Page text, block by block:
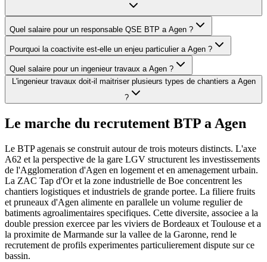
Quel salaire pour un responsable QSE BTP a Agen ?
Pourquoi la coactivite est-elle un enjeu particulier a Agen ?
Quel salaire pour un ingenieur travaux a Agen ?
L'ingenieur travaux doit-il maitriser plusieurs types de chantiers a Agen
?
Le marche du recrutement BTP aAgen
Le BTP agenais se construit autour de trois moteurs distincts. L'axe
A62 et la perspective de la gare LGV structurent les investissements
de l'Agglomeration d'Agen en logement et en amenagement urbain.
La ZAC Tap d'Or et la zone industrielle de Boe concentrent les
chantiers logistiques et industriels de grande portee. La filiere fruits
et pruneaux d'Agen alimente en parallele un volume regulier de
batiments agroalimentaires specifiques. Cette diversite, associee a la
double pression exercee par les viviers de Bordeaux et Toulouse et a
la proximite de Marmande sur la vallee de la Garonne, rend le
recrutement de profils experimentes particulierement dispute sur ce
bassin.